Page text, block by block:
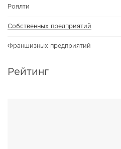
Роялти
Собственных предприятий
Франшизных предприятий
Рейтинг